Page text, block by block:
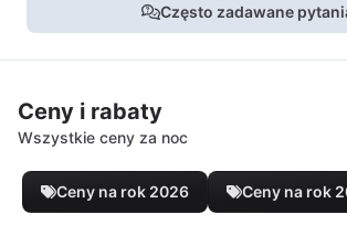
Często zadawane
Ceny i rabaty
Wszystkie ceny za noc
Ceny na rok 2026 Ceny na rok